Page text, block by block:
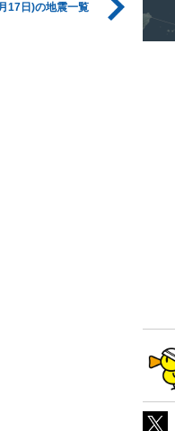
17日)の地震一覧